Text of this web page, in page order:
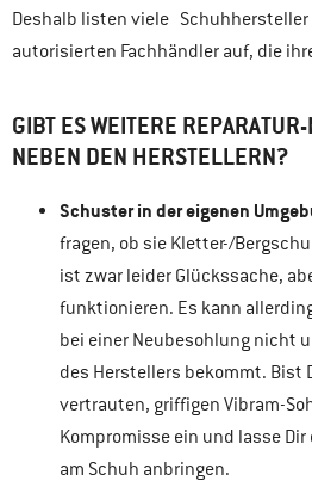
Deshalb listen viele
autorisierten Fachhändler auf, die
GIBT ES WEITERE
NEBEN DEN HERSTELLERN?
Schuster in der eigenen
fragen, ob sie Kletter-/
ist zwar leider Glückssache,
funktionieren. Es kann
bei einer Neubesohlung nicht
des Herstellers bekommt. Bist
vertrauten, griffigen Vibram-
Kompromisse ein und lasse
am Schuh anbringen.